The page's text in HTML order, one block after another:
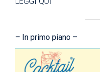
– In primo piano –